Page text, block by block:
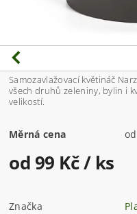
Samozavlažovací květináč
všech druhů zeleniny, bylin i
velikostí.
Měrná cena
od 99 Kč/ ks
Značka